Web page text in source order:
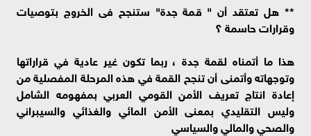
** هل تعتقد أن " قمة جدة" ستنجح فى الخروج بتوصيات
وقرارات حاسمة ؟
هذا ما أتمناه لقمة جدة ، ربما تكون غير عادية في قراراتها
وتوجهاته وأتمنى أن تنجح القمة في هذه المرحلة المفصلية من
إعادة انتاج تعريف الأمن القومي العربي بمفهومه الشامل
وليس التقليدي بمعنى الأمن المائي والغذائي والسيبراني
والصحي والمالي والسياسي